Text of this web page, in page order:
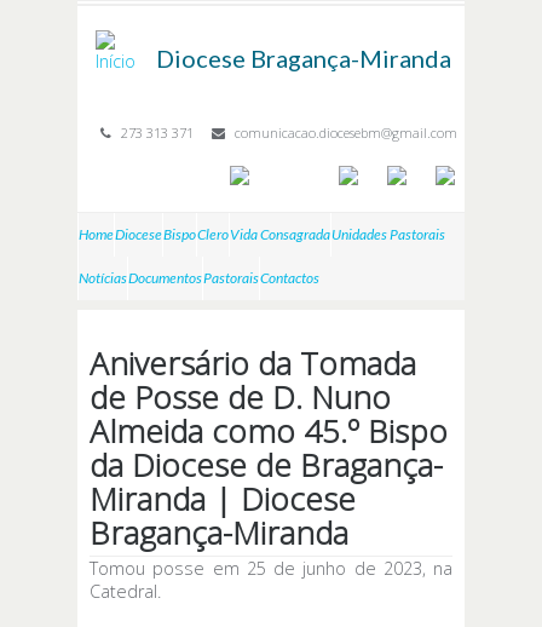
Diocese Bragança-Miranda
273 313 371 comunicacao.diocesebm@gmail.com
HomeDioceseBispoCleroVida ConsagradaUnidades Pastorais
NotíciasDocumentosPastoraisContactos
Aniversário da Tomada
de Posse de D. Nuno
Almeida como 45.º Bispo
da Diocese de Bragança-
Miranda | Diocese
Bragança-Miranda
Tomou posse em 25 de junho de 2023, na
Catedral.